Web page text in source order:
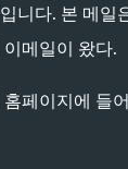
니다. 본 메일
메일이 왔다.
페이지에 들